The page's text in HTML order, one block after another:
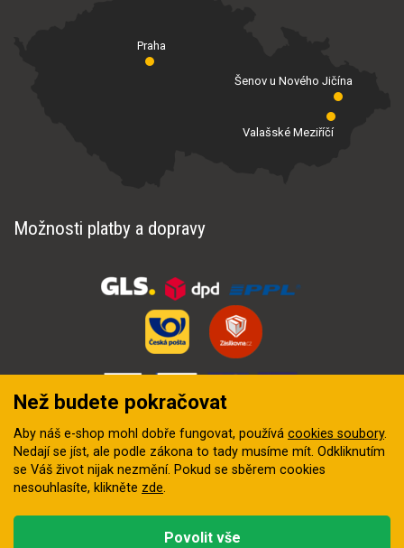
Praha
Valašské Meziříčí
Šenov u Nového Jičína
Možnosti platby a dopravy
Než budete pokračovat
Aby náš e-shop mohl dobře fungovat, používá cookies soubory.
Nedají se jíst, ale podle zákona to tady musíme mít. Odkliknutím
se Váš život nijak nezmění. Pokud se sběrem cookies
nesouhlasíte, klikněte zde.
Povolit vše